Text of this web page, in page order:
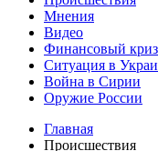
Мнения
Видео
Финансовый
Ситуация в
Война в Сирии
Оружие России
Главная
Происшествия